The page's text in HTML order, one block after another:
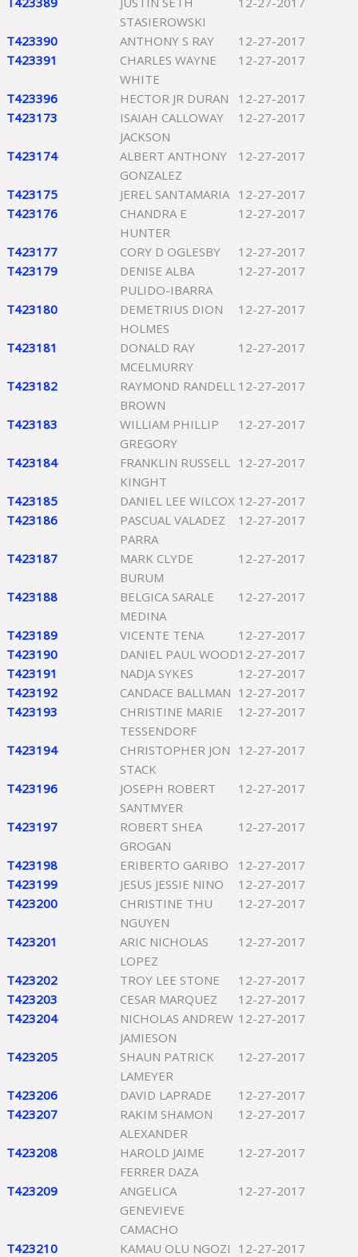
STASIEROWSKI
T423390 ANTHONY S RAY
12-27-2017
T423391
CHARLES WAYNE
WHITE
12-27-2017
T423396 HECTOR JR DURAN
12-27-2017
T423173
ISAIAH CALLOWAY
JACKSON
12-27-2017
T423174
ALBERT ANTHONY
GONZALEZ
12-27-2017
T423175 JEREL SANTAMARIA 12-27-2017
T423176
CHANDRA E
HUNTER
12-27-2017
T423177 CORY D OGLESBY
12-27-2017
T423179
DENISE ALBA
PULIDO-IBARRA
12-27-2017
T423180
DEMETRIUS DION
HOLMES
12-27-2017
T423181
DONALD RAY
MCELMURRY
12-27-2017
T423182
RAYMOND RANDELL
BROWN
12-27-2017
T423183
WILLIAM PHILLIP
GREGORY
12-27-2017
T423184
FRANKLIN RUSSELL
KINGHT
12-27-2017
T423185 DANIEL LEE WILCOX 12-27-2017
T423186
PASCUAL VALADEZ
PARRA
12-27-2017
T423187
MARK CLYDE
BURUM
12-27-2017
T423188
BELGICA SARALE
MEDINA
12-27-2017
T423189 VICENTE TENA
12-27-2017
T423190
DANIEL PAUL WOOD12-27-2017
T423191
NADJA SYKES
12-27-2017
T423192
CANDACE BALLMAN 12-27-2017
T423193
CHRISTINE MARIE
TESSENDORF
12-27-2017
T423194
CHRISTOPHER JON
STACK
12-27-2017
T423196
JOSEPH ROBERT
SANTMYER
12-27-2017
T423197
ROBERT SHEA
GROGAN
12-27-2017
T423198 ERIBERTO GARIBO
12-27-2017
T423199
JESUS JESSIE NINO
12-27-2017
T423200
CHRISTINE THU
NGUYEN
12-27-2017
T423201
ARIC NICHOLAS
LOPEZ
12-27-2017
T423202 TROY LEE STONE
12-27-2017
T423203
CESAR MARQUEZ
12-27-2017
T423204
NICHOLAS ANDREW
JAMIESON
12-27-2017
T423205
SHAUN PATRICK
LAMEYER
12-27-2017
T423206 DAVID LAPRADE
12-27-2017
T423207
RAKIM SHAMON
ALEXANDER
12-27-2017
T423208
HAROLD JAIME
FERRER DAZA
12-27-2017
T423209
ANGELICA
GENEVIEVE
CAMACHO
12-27-2017
T423210 KAMAU OLU NGOZI 12-27-2017